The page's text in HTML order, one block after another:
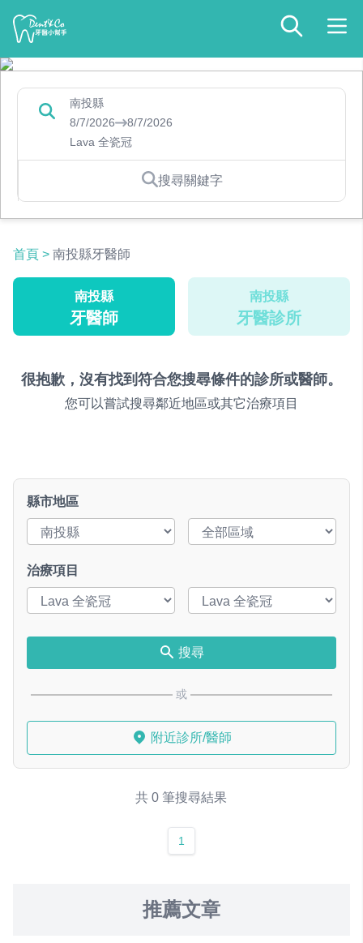
南投縣
8/7/2026
8/7/2026
Lava 全瓷冠
搜尋關鍵字
首頁 > 南投縣牙醫師
南投縣
牙醫師
南投縣
牙醫診所
很抱歉，沒有找到符合您搜尋條件的診所或醫師。
您可以嘗試搜尋鄰近地區或其它治療項目
縣市地區
治療項目
搜尋
或
附近診所/醫師
共 0 筆搜尋結果
1
推薦文章